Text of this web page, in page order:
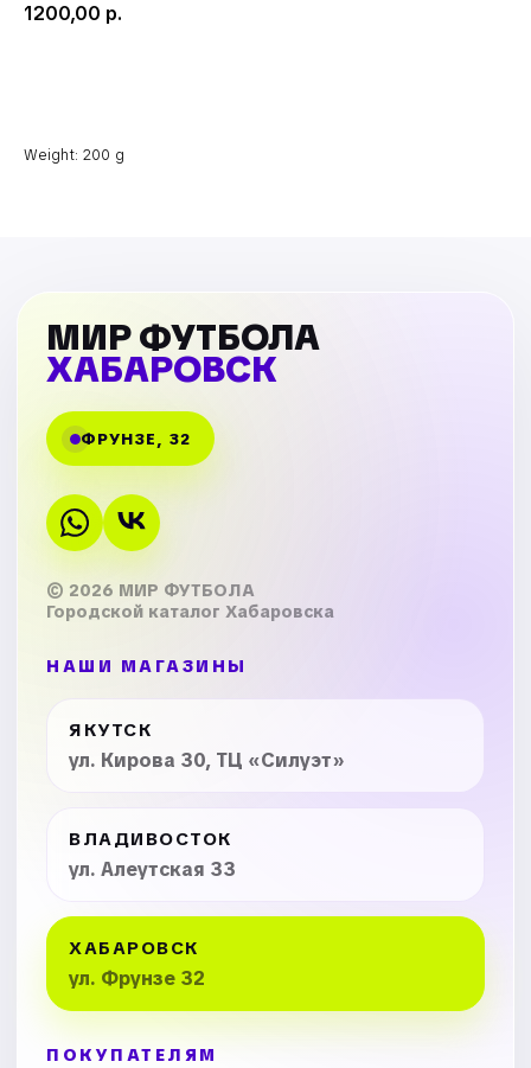
1200,00 р.
Weight: 200 g
МИР ФУТБОЛА
ХАБАРОВСК
ФРУНЗЕ, 32
© 2026 МИР ФУТБОЛА
Городской каталог Хабаровска
НАШИ МАГАЗИНЫ
ЯКУТСК
ул. Кирова 30, ТЦ «Силуэт»
ВЛАДИВОСТОК
ул. Алеутская 33
ХАБАРОВСК
ул. Фрунзе 32
ПОКУПАТЕЛЯМ